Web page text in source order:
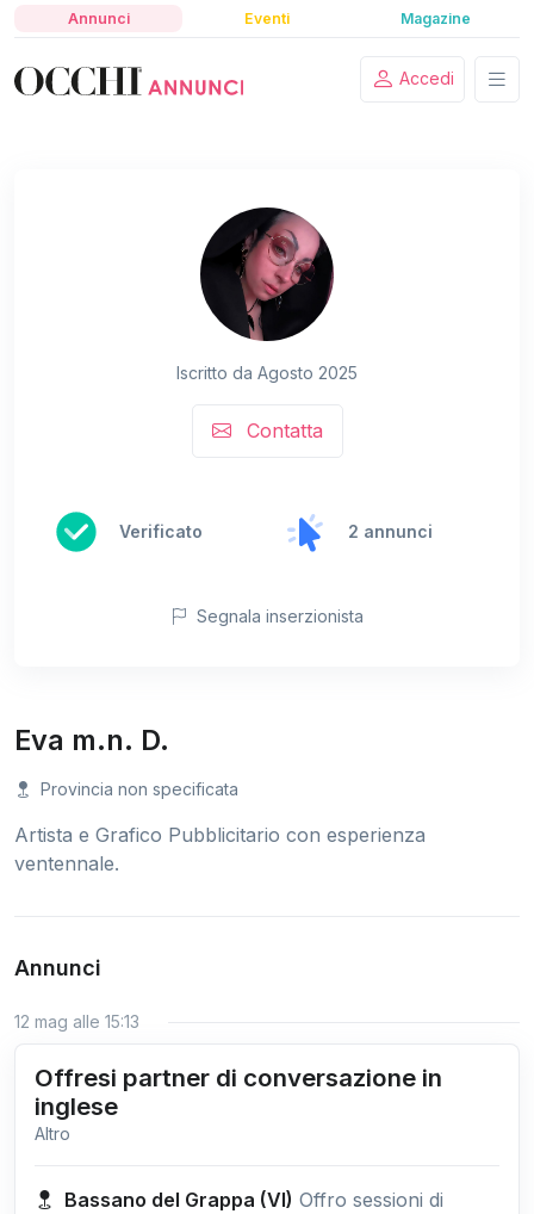
Annunci Eventi Magazine
Accedi
Iscritto da Agosto 2025
Contatta
Verificato 2 annunci
Segnala inserzionista
Eva m.n. D.
Provincia non specificata
Artista e Grafico Pubblicitario con esperienza
ventennale.
Annunci
12 mag alle 15:13
Offresi partner di conversazione in
inglese
Altro
Bassano del Grappa (VI) Offro sessioni di